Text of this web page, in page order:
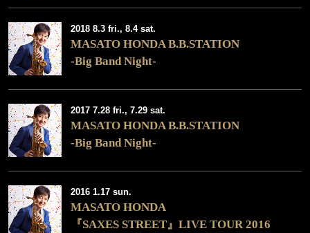
2018 8.3 fri., 8.4 sat.
MASATO HONDA B.B.STATION
-Big Band Night-
2017 7.28 fri., 7.29 sat.
MASATO HONDA B.B.STATION
-Big Band Night-
2016 1.17 sun.
MASATO HONDA
『SAXES STREET』LIVE TOUR 2016